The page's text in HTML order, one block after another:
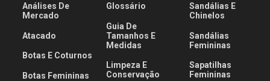
Análises De
Mercado
Atacado
Botas E Coturnos
Botas Femininas
Glossário
Guia De
Tamanhos E
Medidas
Limpeza E
Conservação
Sandálias E
Chinelos
Sandálias
Femininas
Sapatilhas
Femininas